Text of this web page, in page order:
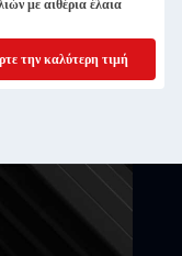
με αιθέρια έλαια
την καλύτερη τιμή